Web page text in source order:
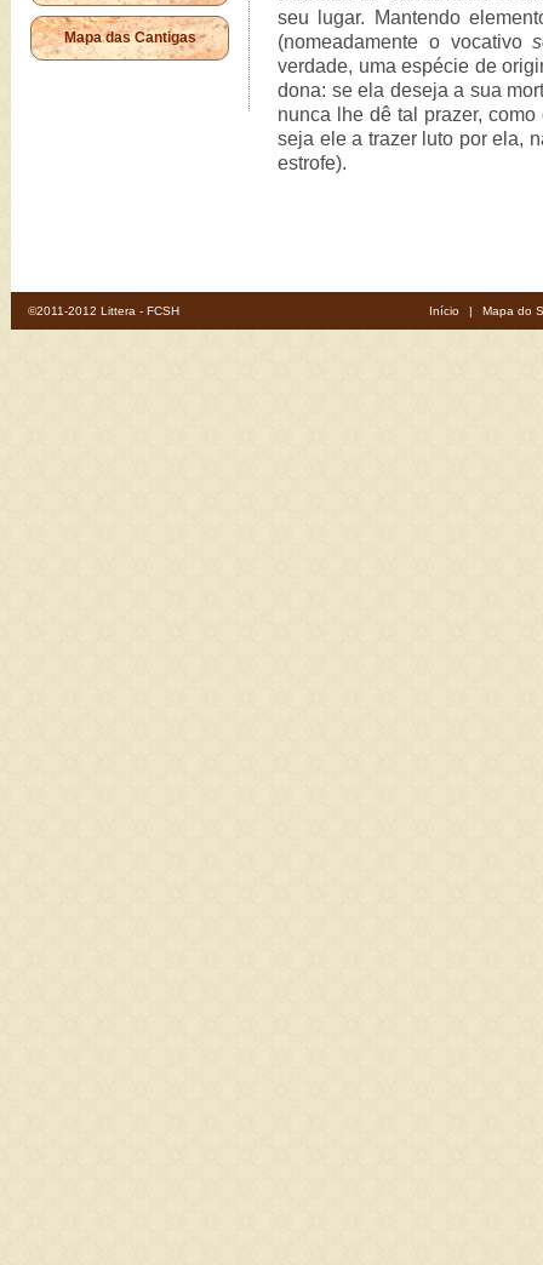
Mapa das Cantigas
seu lugar. Mantendo
(nomeadamente o vocativo
verdade, uma espécie de
dona: se ela deseja a sua
nunca lhe dê tal prazer,
seja ele a trazer luto por ela,
estrofe).
©2011-2012 Littera - FCSH Início | Mapa do